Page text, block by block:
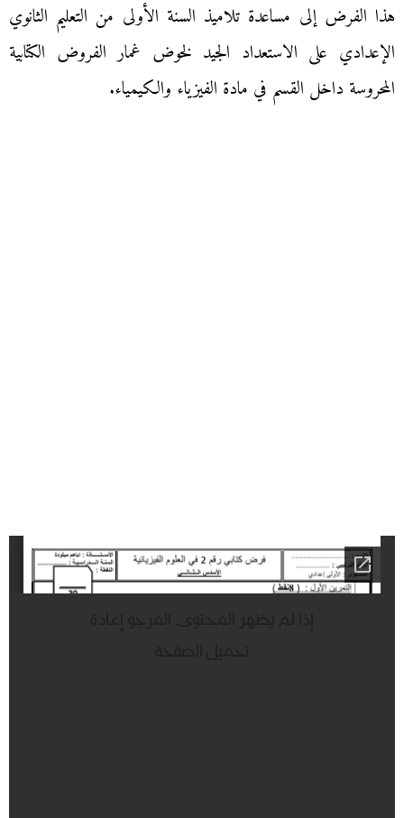
هذا الفرض إلى مساعدة تلاميذ السنة الأولى من التعليم الثانوي
الإعدادي على الاستعداد الجيد لخوض غمار الفروض الكتابية
المحروسة داخل القسم في مادة الفيزياء والكيمياء.